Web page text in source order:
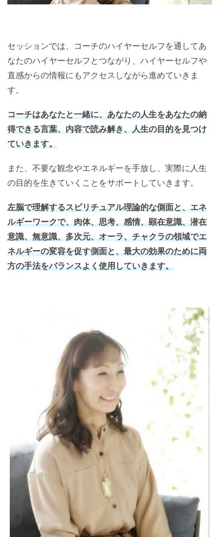
セッションでは、コーチのハイヤーセルフを通してあ
なたのハイヤーセルフとつながり、ハイヤーセルフや
直感からの情報にもアクセスしながら進めていきま
す。
コーチはあなたと一緒に、あなたの人生をあなたの納
得できる言葉、内容で読み解き、人生の目的を見つけ
ていきます。
また、不要な観念やエネルギーを手放し、実際に人生
の目的を生きていくことをサポートしていきます。
左脳で理解するスピリチュアル理論的な側面と、エネ
ルギーワークで、肉体、思考、感情、顕在意識、潜在
意識、無意識、多次元、オーラ、チャクラの領域でエ
ネルギーの変容を促す側面と、最大の効果のために両
方の手法をバランスよく使用していきます。